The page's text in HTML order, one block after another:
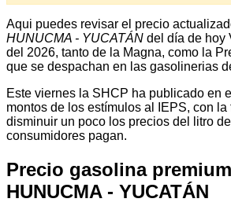
Aqui puedes revisar el precio
HUNUCMA - YUCATÁN del día de hoy
del 2026, tanto de la Magna, como la
que se despachan en las gasolinerias
Este viernes la SHCP ha publicado en
montos de los estímulos al IEPS, con
disminuir un poco los precios del litro
consumidores pagan.
Precio gasolina
HUNUCMA - YUCATÁN